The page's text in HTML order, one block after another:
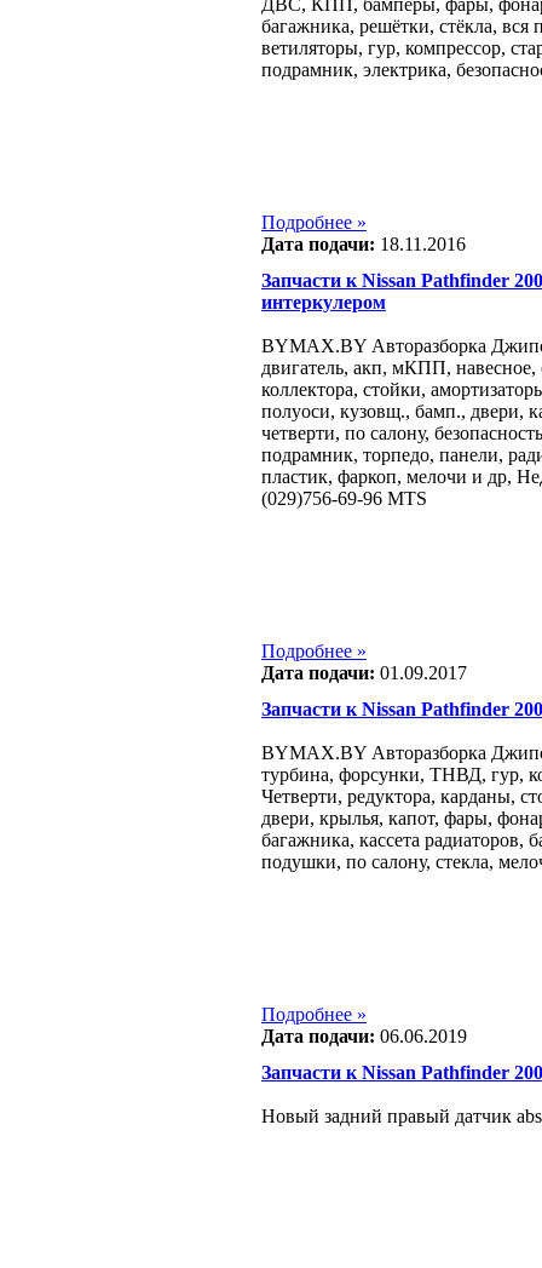
багажника, решётки, стёкла, вся
ветиляторы, гур, компрессор,
подрамник, электрика,
Подробнее »
Дата подачи: 18.11.2016
Запчасти к Nissan Pathfinder
интеркулером
BYMAX.BY Авторазборка
двигатель, акп, мКПП, навесное,
коллектора, стойки,
полуоси, кузовщ., бамп., двери,
четверти, по салону,
подрамник, торпедо, панели,
пластик, фаркоп, мелочи и др,
(029)756-69-96 MTS
Подробнее »
Дата подачи: 01.09.2017
Запчасти к Nissan Pathfinder
BYMAX.BY Авторазборка
турбина, форсунки, ТНВД, гур,
Четверти, редуктора, карданы,
двери, крылья, капот, фары,
багажника, кассета радиаторов,
подушки, по салону, стекла,
Подробнее »
Дата подачи: 06.06.2019
Запчасти к Nissan Pathfinder
Новый задний правый датчик